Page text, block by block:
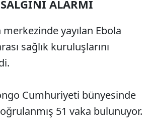
ALARMI
merkezinde yayılan Ebola
sağlık kuruluşlarını
Cumhuriyeti bünyesinde
51 vaka bulunuyor.